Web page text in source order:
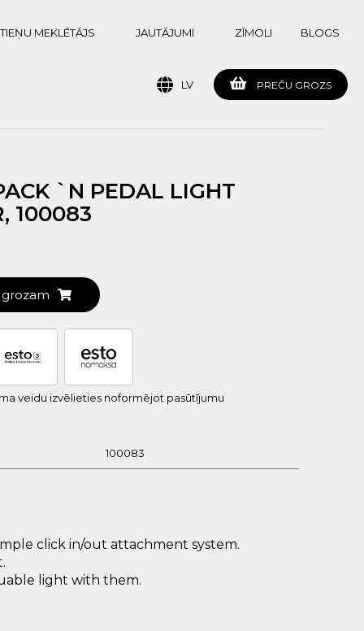
MEKLĒTĀJS JAUTĀJUMI ZĪMOLI BLOGS
PREČU GROZS
LV
`N PEDAL LIGHT
100083
veidu izvēlieties noformējot pasūtījumu
100083
click in/out attachment system.
light with them.